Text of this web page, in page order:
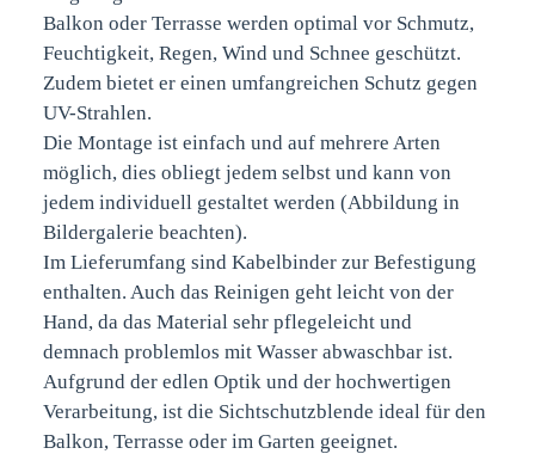
Balkon oder Terrasse werden optimal vor Schmutz,
Feuchtigkeit, Regen, Wind und Schnee geschützt.
Zudem bietet er einen umfangreichen Schutz gegen
UV-Strahlen.
Die Montage ist einfach und auf mehrere Arten
möglich, dies obliegt jedem selbst und kann von
jedem individuell gestaltet werden (Abbildung in
Bildergalerie beachten).
Im Lieferumfang sind Kabelbinder zur Befestigung
enthalten. Auch das Reinigen geht leicht von der
Hand, da das Material sehr pflegeleicht und
demnach problemlos mit Wasser abwaschbar ist.
Aufgrund der edlen Optik und der hochwertigen
Verarbeitung, ist die Sichtschutzblende ideal für den
Balkon, Terrasse oder im Garten geeignet.